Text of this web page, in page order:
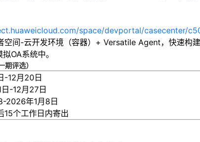
space/devportal/casecenter/
空间-云开发环境（容器）+ Versatile Agent，快速构
OA系统中。
评选）
-12月20日
-12月27日
2026年1月8日
15个工作日内寄出